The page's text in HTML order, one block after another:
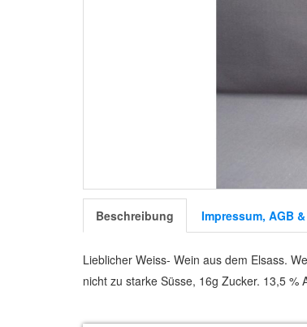
Beschreibung Impressum, AGB
Lieblicher Weiss- Wein aus dem Elsass.
nicht zu starke Süsse, 16g Zucker. 13,5 %